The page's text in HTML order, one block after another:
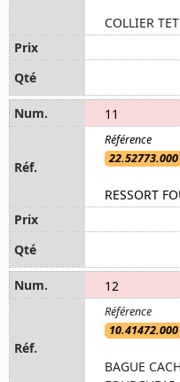
COLLIER
11
22.52773.000
RESSORT
12
10.41472.000
BAGUE